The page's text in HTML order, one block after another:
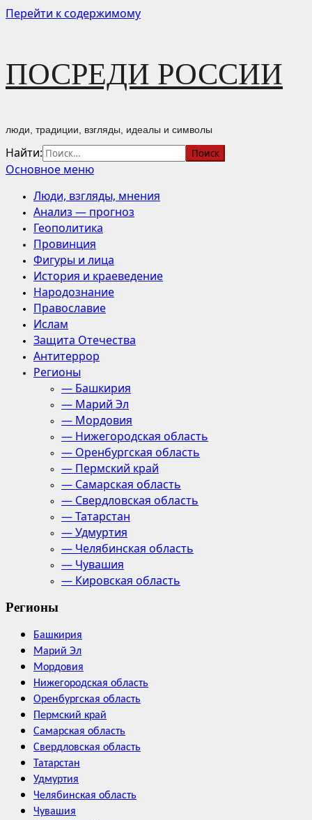
Перейти к содержимому
ПОСРЕДИ РОССИИ
люди, традиции, взгляды, идеалы и символы
Найти:
Основное меню
Люди, взгляды, мнения
Анализ — прогноз
Геополитика
Провинция
Фигуры и лица
История и краеведение
Народознание
Православие
Ислам
Защита Отечества
Антитеррор
Регионы
— Башкирия
— Марий Эл
— Мордовия
— Нижегородская область
— Оренбургская область
— Пермский край
— Самарская область
— Свердловская область
— Татарстан
— Удмуртия
— Челябинская область
— Чувашия
— Кировская область
Регионы
Башкирия
Марий Эл
Мордовия
Нижегородская область
Оренбургская область
Пермский край
Самарская область
Свердловская область
Татарстан
Удмуртия
Челябинская область
Чувашия